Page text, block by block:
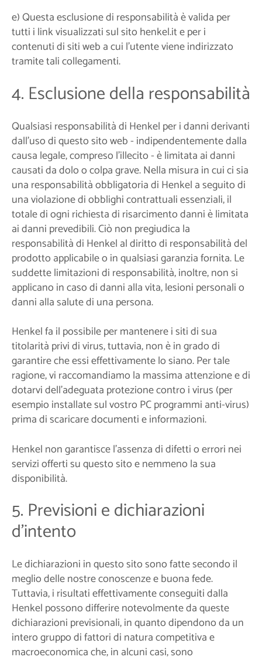
e) Questa esclusione di responsabilità è valida per
tutti i link visualizzati sul sito henkel.it e per i
contenuti di siti web a cui l'utente viene indirizzato
tramite tali collegamenti.
4. Esclusione della responsabilità
Qualsiasi responsabilità di Henkel per i danni derivanti
dall'uso di questo sito web - indipendentemente dalla
causa legale, compreso l’illecito - è limitata ai danni
causati da dolo o colpa grave. Nella misura in cui ci sia
una responsabilità obbligatoria di Henkel a seguito di
una violazione di obblighi contrattuali essenziali, il
totale di ogni richiesta di risarcimento danni è limitata
ai danni prevedibili. Ciò non pregiudica la
responsabilità di Henkel al diritto di responsabilità del
prodotto applicabile o in qualsiasi garanzia fornita. Le
suddette limitazioni di responsabilità, inoltre, non si
applicano in caso di danni alla vita, lesioni personali o
danni alla salute di una persona.
Henkel fa il possibile per mantenere i siti di sua
titolarità privi di virus, tuttavia, non è in grado di
garantire che essi effettivamente lo siano. Per tale
ragione, vi raccomandiamo la massima attenzione e di
dotarvi dell'adeguata protezione contro i virus (per
esempio installate sul vostro PC programmi anti-virus)
prima di scaricare documenti e informazioni.
Henkel non garantisce l’assenza di difetti o errori nei
servizi offerti su questo sito e nemmeno la sua
disponibilità.
5. Previsioni e dichiarazioni
d'intento
Le dichiarazioni in questo sito sono fatte secondo il
meglio delle nostre conoscenze e buona fede.
Tuttavia, i risultati effettivamente conseguiti dalla
Henkel possono differire notevolmente da queste
dichiarazioni previsionali, in quanto dipendono da un
intero gruppo di fattori di natura competitiva e
macroeconomica che, in alcuni casi, sono